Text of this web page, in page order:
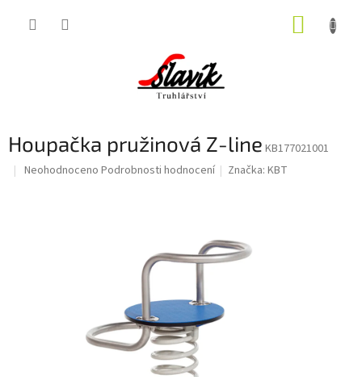
Houpačka pružinová Z-line KB177021001
Průměrné
Neohodnoceno Podrobnosti hodnocení Značka:KBT